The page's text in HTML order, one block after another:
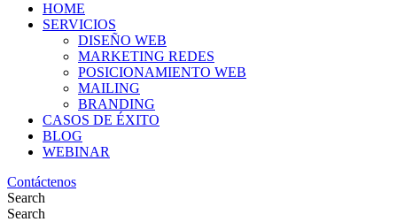
HOME
SERVICIOS
DISEÑO WEB
MARKETING REDES
POSICIONAMIENTO WEB
MAILING
BRANDING
CASOS DE ÉXITO
BLOG
WEBINAR
Contáctenos
Search
Search